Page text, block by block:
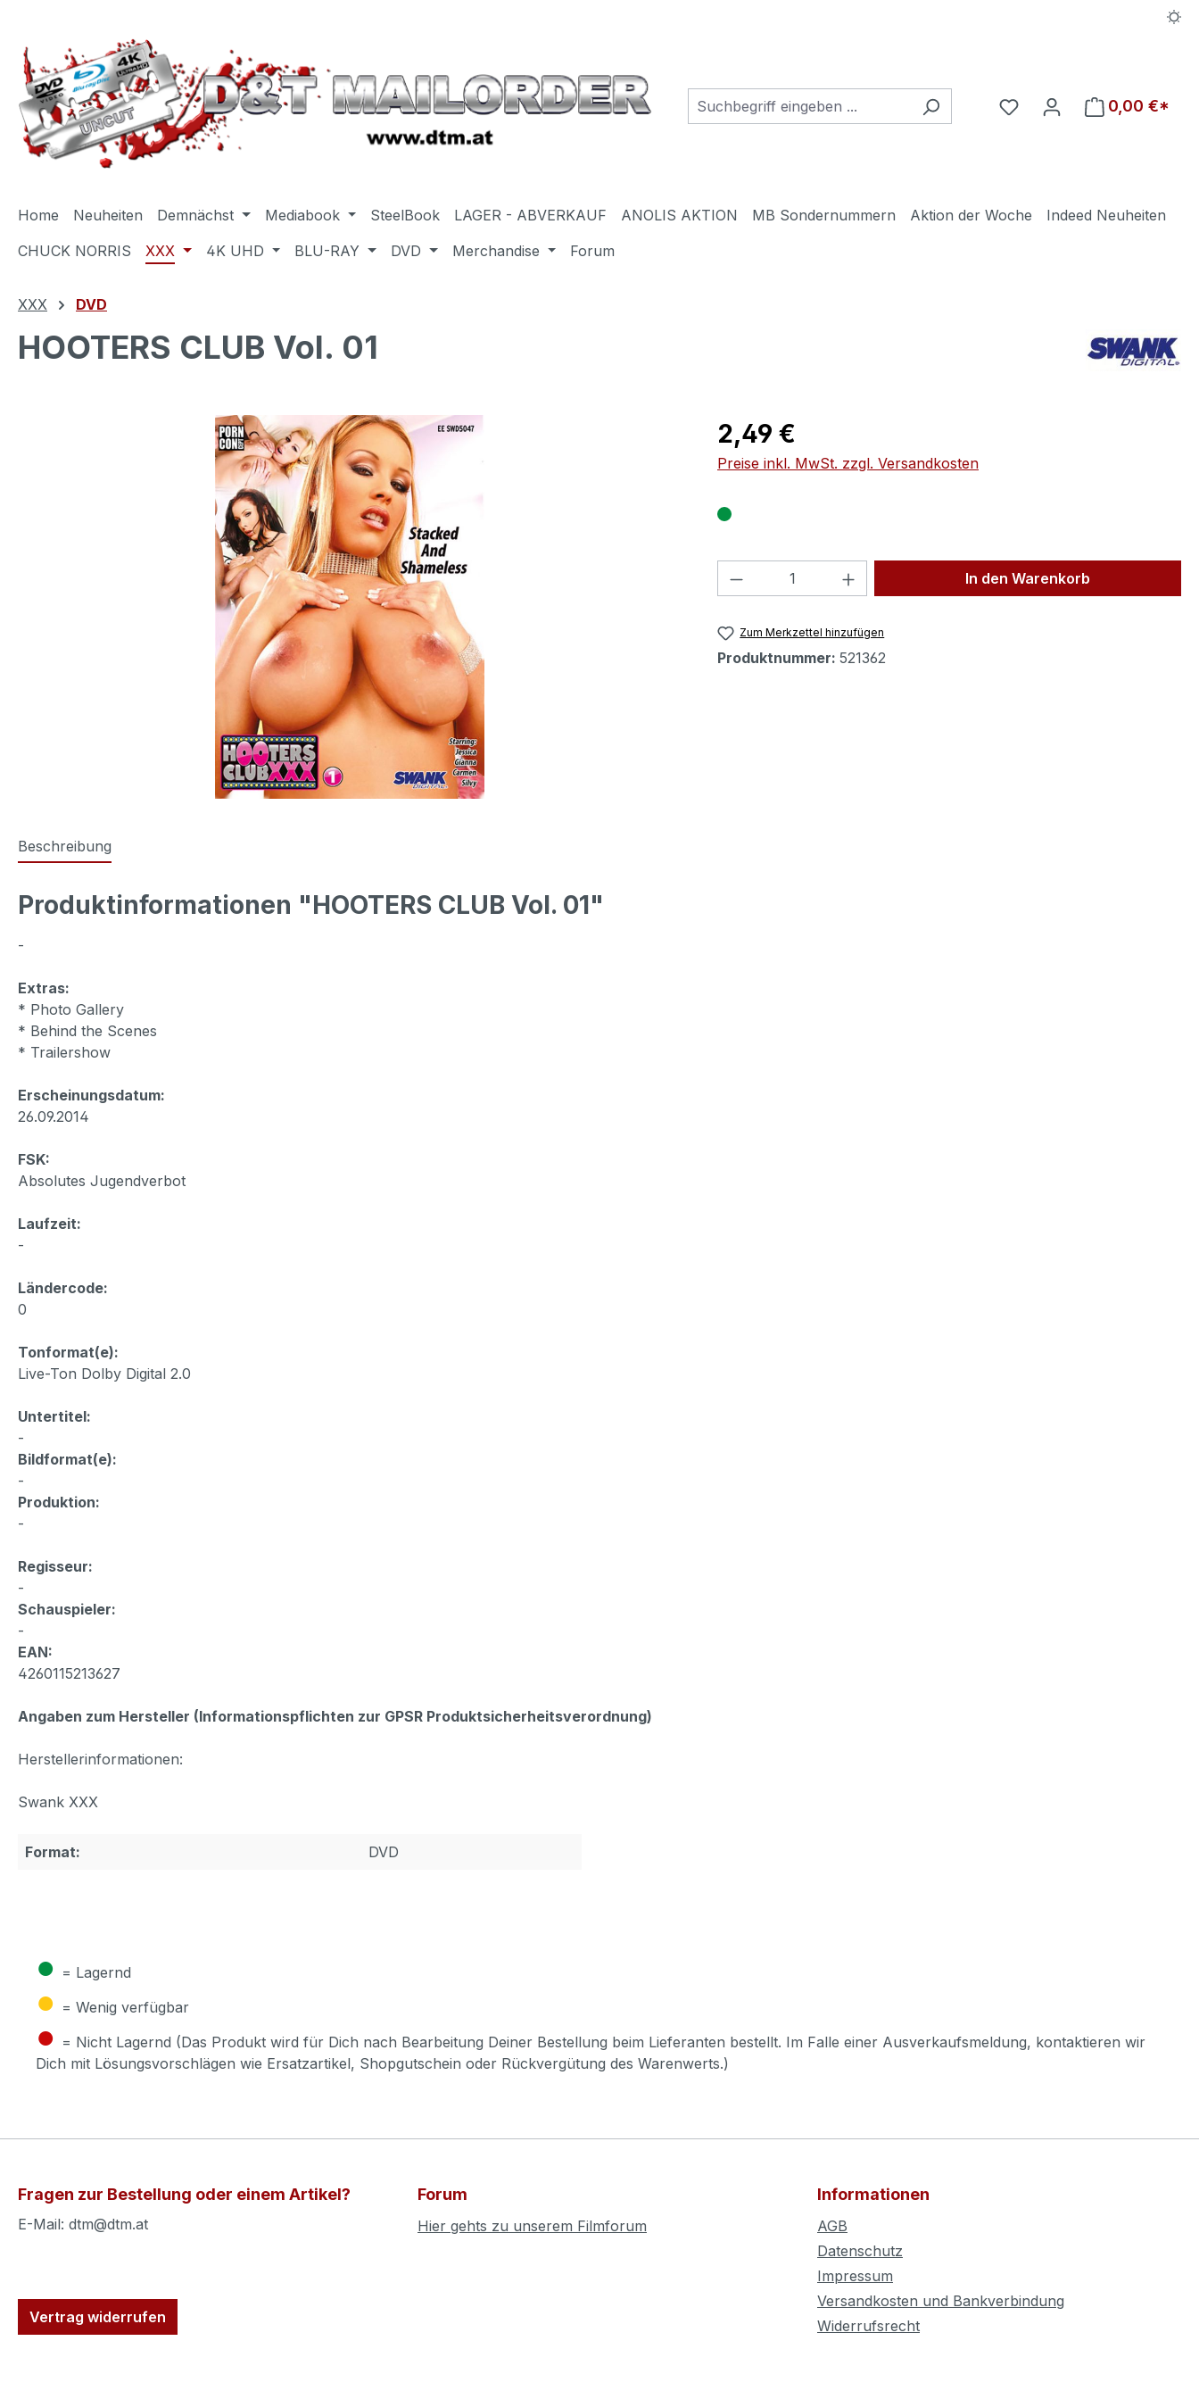
Du hast 0 Produkte auf
0,00 €*
Home Neuheiten Demnächst Mediabook SteelBook LAGER - ABVERKAUF ANOLIS AKTION MB Sondernummern Aktion der Woche
Indeed Neuheiten
CHUCK NORRIS
XXX 4K UHD BLU-RAY DVD Merchandise Forum
XXX DVD
HOOTERS CLUB Vol. 01
Regulärer Preis:
2,49 €
Preise inkl. MwSt. zzgl. Versandkosten
Produkt Anzahl: Gib den gewünschten Wert
In den Warenkorb
Zum Merkzettel hinzufügen
Produktnummer: 521362
Beschreibung
Produktinformationen "HOOTERS CLUB Vol. 01"
-
Extras:
* Photo Gallery
* Behind the Scenes
* Trailershow
Erscheinungsdatum:
26.09.2014
FSK:
Absolutes Jugendverbot
Laufzeit:
-
Ländercode:
0
Tonformat(e):
Live-Ton Dolby Digital 2.0
Untertitel:
-
Bildformat(e):
-
Produktion:
-
Regisseur:
-
Schauspieler:
-
EAN:
4260115213627
Angaben zum Hersteller (Informationspflichten zur GPSR Produktsicherheitsverordnung)
Herstellerinformationen:
Swank XXX
Format: DVD
● = Lagernd
● = Wenig verfügbar
● = Nicht Lagernd (Das Produkt wird für Dich nach Bearbeitung Deiner Bestellung beim Lieferanten bestellt. Im Falle einer Ausverkaufsmeldung, kontaktieren wir
Dich mit Lösungsvorschlägen wie Ersatzartikel, Shopgutschein oder Rückvergütung des Warenwerts.)
Fragen zur Bestellung oder einem Artikel?
E-Mail: dtm@dtm.at
Vertrag widerrufen
Forum
Hier gehts zu unserem Filmforum
Informationen
AGB
Datenschutz
Impressum
Versandkosten und Bankverbindung
Widerrufsrecht